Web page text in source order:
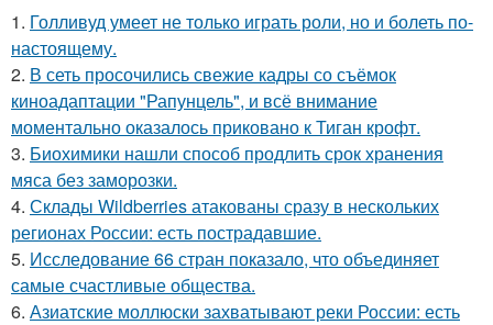
1. Голливуд умеет не только играть роли, но и болеть по-
настоящему.
2. В сеть просочились свежие кадры со съёмок
киноадаптации "Рапунцель", и всё внимание
моментально оказалось приковано к Тиган крофт.
3. Биохимики нашли способ продлить срок хранения
мяса без заморозки.
4. Склады Wildberries атакованы сразу в нескольких
регионах России: есть пострадавшие.
5. Исследование 66 стран показало, что объединяет
самые счастливые общества.
6. Азиатские моллюски захватывают реки России: есть